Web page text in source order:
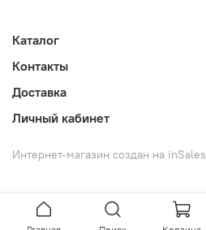
Каталог
Контакты
Доставка
Личный кабинет
Интернет-магазин создан на inSales